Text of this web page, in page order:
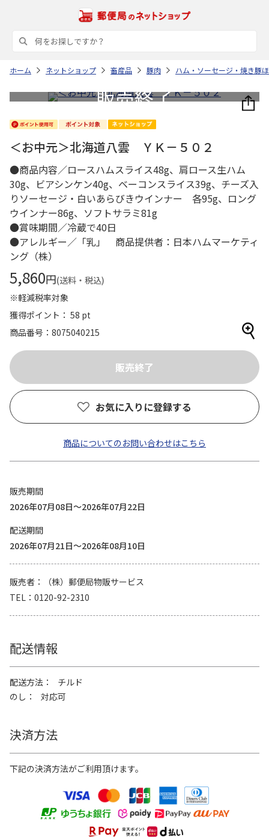
ホーム ネットショップ 畜産品 豚肉 ハム・ソーセージ・焼き豚
＜お中元＞北海道八雲 ＹＫ－５０２
●商品内容／ロースハムスライス48g、肩ロース生ハム
30g、ビアシンケン40g、ベーコンスライス39g、チーズ入
りソーセージ・白いあらびきウインナー 各95g、ロング
ウインナー86g、ソフトサラミ81g
●賞味期間／冷蔵で40日
●アレルギー／「乳」 商品提供者：日本ハムマーケティ
ング（株）
5,860円(送料・税込)
※軽減税率対象
獲得ポイント： 58 pt
商品番号
8075040215
お気に入りに登録する
商品についてのお問い合わせはこちら
販売期間
2026年07月08日～2026年07月22日
配送期間
2026年07月21日～2026年08月10日
販売者
（株）郵便局物販サービス
TEL
0120-92-2310
配送情報
配送方法
チルド
のし
対応可
決済方法
下記の決済方法がご利用頂けます。